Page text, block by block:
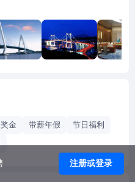
发合诚坚持技术提升、服
优质的品牌形象，荣获交
、中国建设监理创新发展
企业等多项荣誉，参建工
，深耕“新建工程”与“在役
公路桥隧、水运轨交、市
金 带薪年假
节日福利
注册或登录